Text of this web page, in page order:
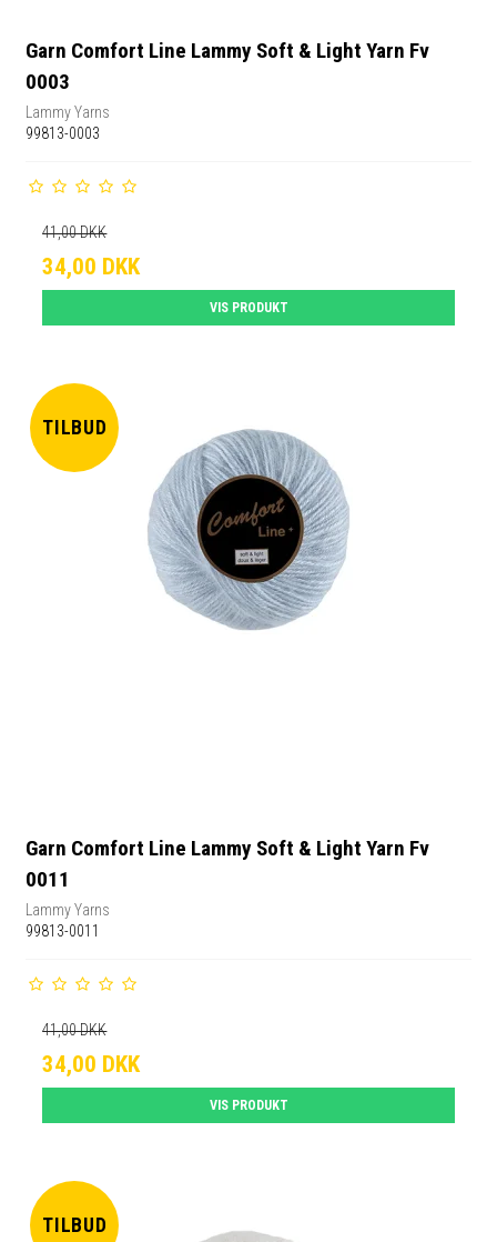
Garn Comfort Line Lammy Soft & Light Yarn Fv
0003
Lammy Yarns
99813-0003
41,00 DKK
34,00 DKK
VIS PRODUKT
TILBUD
Garn Comfort Line Lammy Soft & Light Yarn Fv
0011
Lammy Yarns
99813-0011
41,00 DKK
34,00 DKK
VIS PRODUKT
TILBUD